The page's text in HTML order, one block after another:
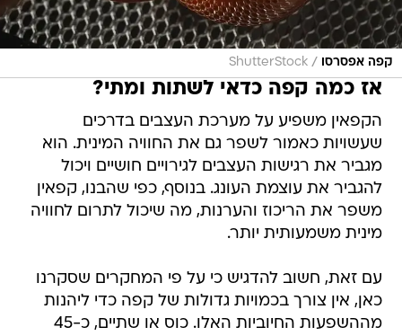
קפה אפסרסו /
ShutterStock
אז כמה קפה כדאי לשתות ומתי?
הקפאין משפיע על מערכת העצבים בדרכים
שעשויות כאמור לשפר גם את החוויה המינית. הוא
מגביר את רגישות העצבים לגירויים חושיים ויכול
להגביר את עוצמת העונג. בנוסף, כפי שהבנו, קפאין
משפר את הריכוז והערנות, מה שיכול לתרום לחוויה
מינית משמעותית יותר.
עם זאת, חשוב להדגיש כי על פי המחקרים שסקרנו
כאן, אין צורך בכמויות גדולות של קפה כדי ליהנות
מההשפעות החיוביות האלו. כוס או שתיים, כ-45